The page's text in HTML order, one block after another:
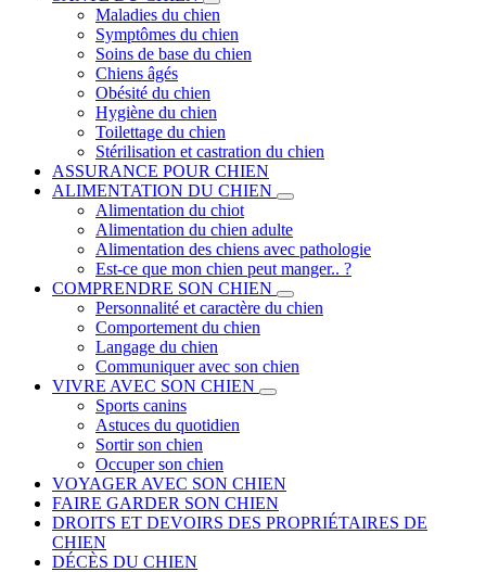
Maladies du chien
Symptômes du chien
Soins de base du chien
Chiens âgés
Obésité du chien
Hygiène du chien
Toilettage du chien
Stérilisation et castration du chien
ASSURANCE POUR CHIEN
ALIMENTATION DU CHIEN
Alimentation du chiot
Alimentation du chien adulte
Alimentation des chiens avec pathologie
Est-ce que mon chien peut manger.. ?
COMPRENDRE SON CHIEN
Personnalité et caractère du chien
Comportement du chien
Langage du chien
Communiquer avec son chien
VIVRE AVEC SON CHIEN
Sports canins
Astuces du quotidien
Sortir son chien
Occuper son chien
VOYAGER AVEC SON CHIEN
FAIRE GARDER SON CHIEN
DROITS ET DEVOIRS DES PROPRIÉTAIRES DE
CHIEN
DÉCÈS DU CHIEN